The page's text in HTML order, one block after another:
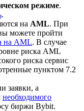
режиме.
.
на AML. При
можете пройти
на AML. В случае
риска AML
риска сервис
пунктом 7.2
заявки, а
необходимого
биржи Bybit.